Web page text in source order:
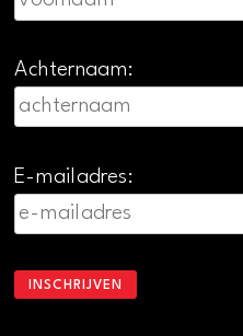
Achternaam:
E-mailadres: